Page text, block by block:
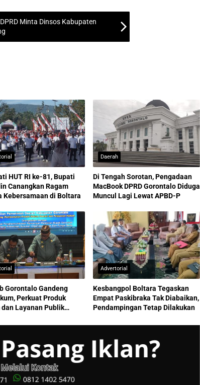
Minta Dinsos Kabupaten
HUT RI ke-81, Bupati
Canangkan Ragam
Kebersamaan di Boltara
Daerah
Di Tengah Sorotan, Pengadaan
MacBook DPRD Gorontalo Diduga
Muncul Lagi Lewat APBD-P
Gorontalo Gandeng
Perkuat Produk
dan Layanan Publik
Advertorial
Kesbangpol Boltara Tegaskan
Empat Paskibraka Tak Diabaikan,
Pendampingan Tetap Dilakukan